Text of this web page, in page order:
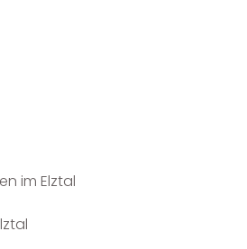
im Elztal